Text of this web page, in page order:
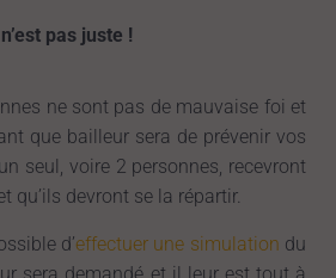
pas juste !
ne sont pas de mauvaise foi et
que bailleur sera de prévenir vos
seul, voire 2 personnes, recevront
qu’ils devront se la répartir.
d’effectuer une simulation du